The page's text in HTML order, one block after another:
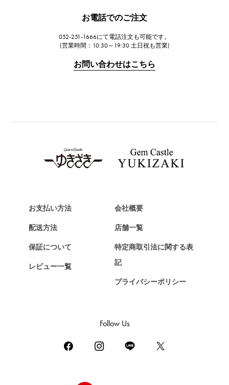
お電話でのご注文
052-251-1666にて電話注文も可能です。
(営業時間：10:30～19:30 土日祝も営業)
お問い合わせはこちら
お支払い方法
配送方法
保証について
レビュー一覧
会社概要
店舗一覧
特定商取引法に関する表
記
プライバシーポリシー
Follow Us